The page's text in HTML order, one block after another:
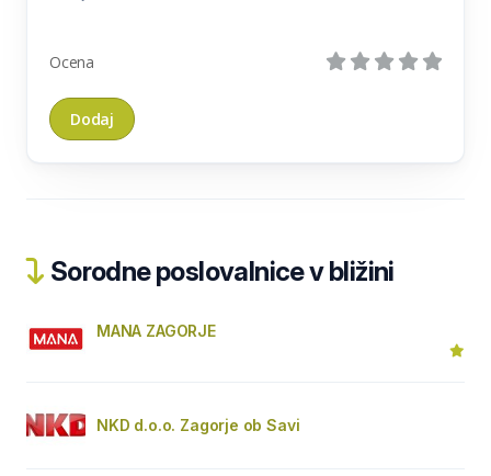
Ocena
Sorodne poslovalnice v bližini
MANA ZAGORJE
NKD d.o.o. Zagorje ob Savi